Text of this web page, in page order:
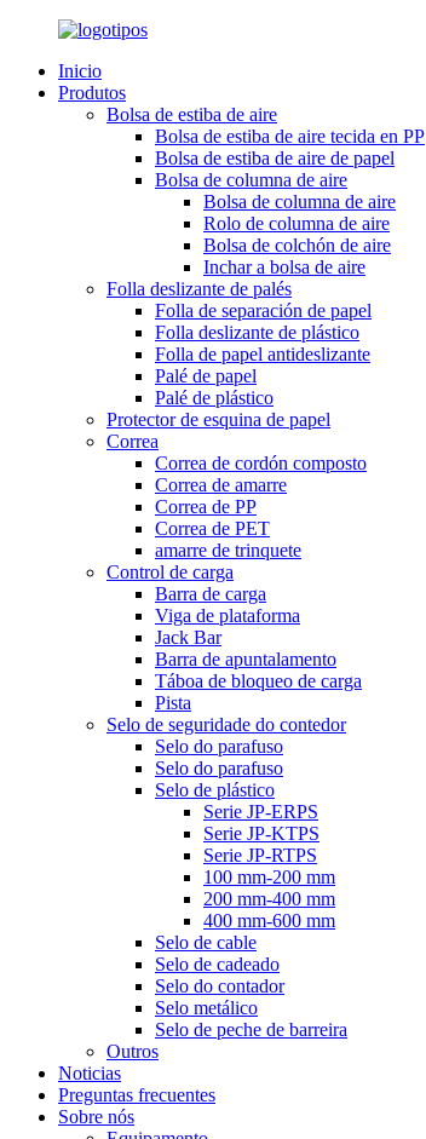
Inicio
Produtos
Bolsa de estiba de aire
Bolsa de estiba de aire tecida en PP
Bolsa de estiba de aire de papel
Bolsa de columna de aire
Bolsa de columna de aire
Rolo de columna de aire
Bolsa de colchón de aire
Inchar a bolsa de aire
Folla deslizante de palés
Folla de separación de papel
Folla deslizante de plástico
Folla de papel antideslizante
Palé de papel
Palé de plástico
Protector de esquina de papel
Correa
Correa de cordón composto
Correa de amarre
Correa de PP
Correa de PET
amarre de trinquete
Control de carga
Barra de carga
Viga de plataforma
Jack Bar
Barra de apuntalamento
Táboa de bloqueo de carga
Pista
Selo de seguridade do contedor
Selo do parafuso
Selo do parafuso
Selo de plástico
Serie JP-ERPS
Serie JP-KTPS
Serie JP-RTPS
100 mm-200 mm
200 mm-400 mm
400 mm-600 mm
Selo de cable
Selo de cadeado
Selo do contador
Selo metálico
Selo de peche de barreira
Outros
Noticias
Preguntas frecuentes
Sobre nós